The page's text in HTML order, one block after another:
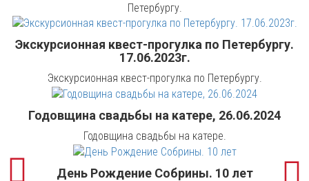
Петербургу.
Экскурсионная квест-прогулка по Петербургу.
17.06.2023г.
Экскурсионная квест-прогулка по Петербургу.
Годовщина свадьбы на катере, 26.06.2024
Годовщина свадьбы на катере.
День Рождение Собрины. 10 лет